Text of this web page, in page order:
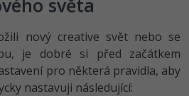
světa
nový creative svět nebo se
je dobré si před začátkem
pro některá pravidla, aby
nastavuji následující: